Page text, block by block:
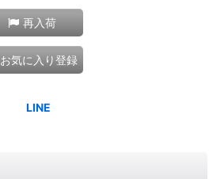
再入荷
お気に入り登録